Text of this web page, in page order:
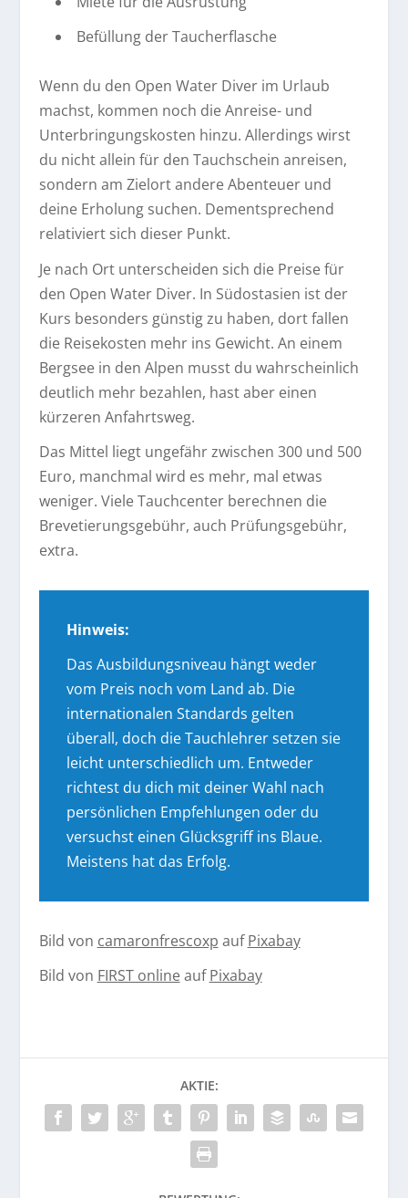
Befüllung der Taucherflasche
Wenn du den Open Water Diver im Urlaub
machst, kommen noch die Anreise- und
Unterbringungskosten hinzu. Allerdings wirst
du nicht allein für den Tauchschein anreisen,
sondern am Zielort andere Abenteuer und
deine Erholung suchen. Dementsprechend
relativiert sich dieser Punkt.
Je nach Ort unterscheiden sich die Preise für
den Open Water Diver. In Südostasien ist der
Kurs besonders günstig zu haben, dort fallen
die Reisekosten mehr ins Gewicht. An einem
Bergsee in den Alpen musst du wahrscheinlich
deutlich mehr bezahlen, hast aber einen
kürzeren Anfahrtsweg.
Das Mittel liegt ungefähr zwischen 300 und 500
Euro, manchmal wird es mehr, mal etwas
weniger. Viele Tauchcenter berechnen die
Brevetierungsgebühr, auch Prüfungsgebühr,
extra.
Hinweis:
Das Ausbildungsniveau hängt weder
vom Preis noch vom Land ab. Die
internationalen Standards gelten
überall, doch die Tauchlehrer setzen sie
leicht unterschiedlich um. Entweder
richtest du dich mit deiner Wahl nach
persönlichen Empfehlungen oder du
versuchst einen Glücksgriff ins Blaue.
Meistens hat das Erfolg.
Bild von camaronfrescoxp aufPixabay
Bild von FIRST onlineaufPixabay
AKTIE: